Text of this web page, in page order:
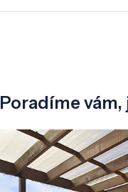
Poradíme vám,